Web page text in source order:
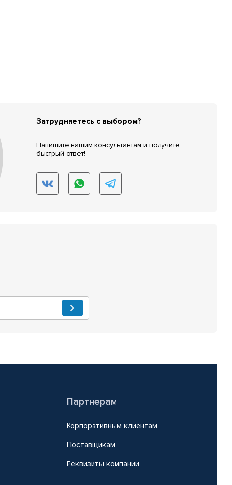
Затрудняетесь с выбором?
Напишите нашим консультантам и получите
быстрый ответ!
Партнерам
Корпоративным клиентам
Поставщикам
Реквизиты компании